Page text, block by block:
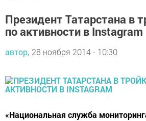
Президент Татарстана в
по активности в Instagram
автор, 28 ноября 2014 - 10:30
«Национальная служба